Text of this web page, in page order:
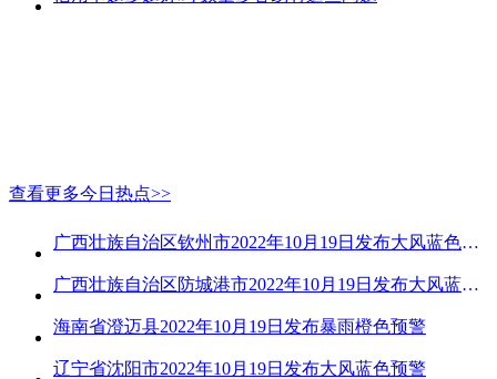
查看更多今日热点>>
广西壮族自治区钦州市2022年10月19日发布大风蓝色预警
广西壮族自治区防城港市2022年10月19日发布大风蓝色预警
海南省澄迈县2022年10月19日发布暴雨橙色预警
辽宁省沈阳市2022年10月19日发布大风蓝色预警